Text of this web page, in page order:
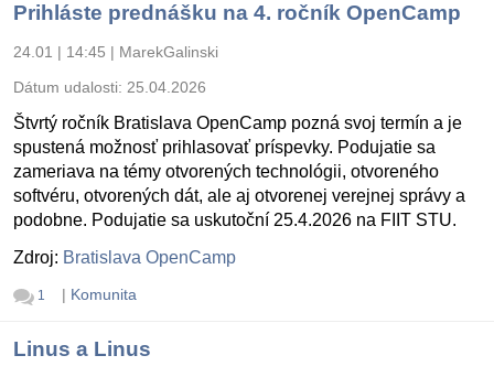
Prihláste prednášku na 4. ročník OpenCamp
24.01 | 14:45 | MarekGalinski
Dátum udalosti: 25.04.2026
Štvrtý ročník Bratislava OpenCamp pozná svoj termín a je
spustená možnosť prihlasovať príspevky. Podujatie sa
zameriava na témy otvorených technológii, otvoreného
softvéru, otvorených dát, ale aj otvorenej verejnej správy a
podobne. Podujatie sa uskutoční 25.4.2026 na FIIT STU.
Zdroj: Bratislava OpenCamp
1 | Komunita
Linus a Linus